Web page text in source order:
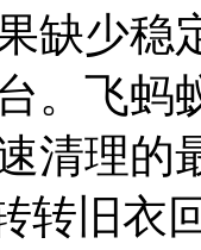
缺少稳
。飞蚂
清理的
转旧衣